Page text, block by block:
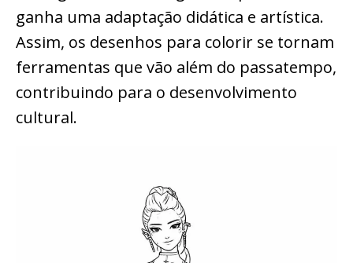
ganha uma adaptação didática e artística.
Assim, os desenhos para colorir se tornam
ferramentas que vão além do passatempo,
contribuindo para o desenvolvimento
cultural.